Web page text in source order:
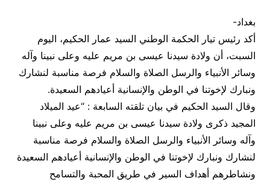
بغداد-
أكد رئيس تيار الحكمة الوطني السيد عمار الحكيم، اليوم
السبت، أن ولادة سيدنا عيسى بن مريم عليه وعلى نبينا وآله
وسائر الأنبياء والرسل الصلاة والسلام فرصة مناسبة لنشارك
ونبارك لإخوتنا في الوطن والإنسانية أعيادهم السعيدة.
وقال السيد الحكيم في بيان تلقته السابعة : “عيد الميلاد
المجيد ذكرى ولادة سيدنا عيسى بن مريم عليه وعلى نبينا
وآله وسائر الأنبياء والرسل الصلاة والسلام فرصة مناسبة
لنشارك ونبارك لإخوتنا في الوطن والإنسانية أعيادهم السعيدة
ونشاطرهم أهداف السير في طريق المحبة والتسامح